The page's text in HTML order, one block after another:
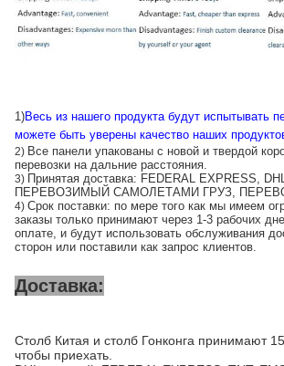
1)Весь из нашего продукта будут испытывать
можете быть уверены качество наших
2) Все панели упакованы с новой и твердой
перевозки на дальние расстояния.
3) Принятая доставка: FEDERAL EXPRESS,
ПЕРЕВОЗИМЫЙ САМОЛЕТАМИ ГРУЗ,
4) Срок поставки: по мере того как мы имеем
заказы только принимают через 1-3 рабочих
оплате, и будут использовать обслуживания
сторон или поставили как запрос клиентов.
Доставка:
Столб Китая и столб Гонконга принимают
чтобы приехать.